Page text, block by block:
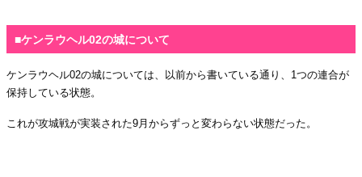
■ケンラウヘル02の城について
ケンラウヘル02の城については、以前から書いている通り、1つの連合が
保持している状態。
これが攻城戦が実装された9月からずっと変わらない状態だった。